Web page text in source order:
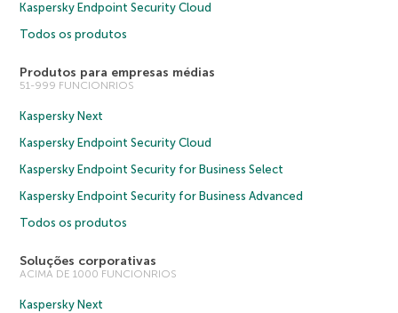
Kaspersky Endpoint Security Cloud
Todos os produtos
Produtos para empresas médias
51-999 FUNCIONRIOS
Kaspersky Next
Kaspersky Endpoint Security Cloud
Kaspersky Endpoint Security for Business Select
Kaspersky Endpoint Security for Business Advanced
Todos os produtos
Soluções corporativas
ACIMA DE 1000 FUNCIONRIOS
Kaspersky Next